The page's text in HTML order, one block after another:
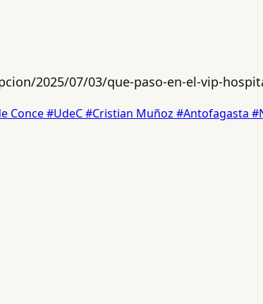
2025/07/03/que-paso-en-el-vip-
Conce#UdeC#Cristian Muñoz #Antofagasta